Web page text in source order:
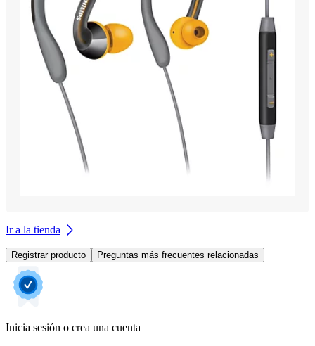
Ir a la tienda
Registrar producto Preguntas más frecuentes relacionadas
Inicia sesión o crea una cuenta